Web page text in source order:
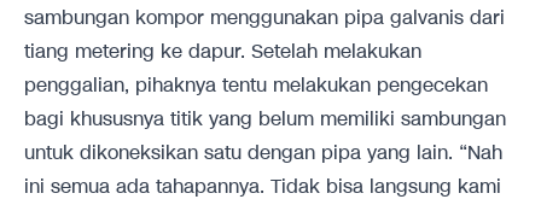
sambungan kompor menggunakan pipa galvanis dari
tiang metering ke dapur. Setelah melakukan
penggalian, pihaknya tentu melakukan pengecekan
bagi khususnya titik yang belum memiliki sambungan
untuk dikoneksikan satu dengan pipa yang lain. “Nah
ini semua ada tahapannya. Tidak bisa langsung kami